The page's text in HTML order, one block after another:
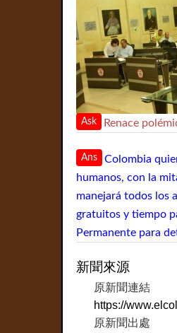
Ask Renace
Ans
Colombia
humanos, con la
manejará todos los
gratuitos y tiempo
Permanente para
新聞來源
原新聞連結
https://
原新聞出處